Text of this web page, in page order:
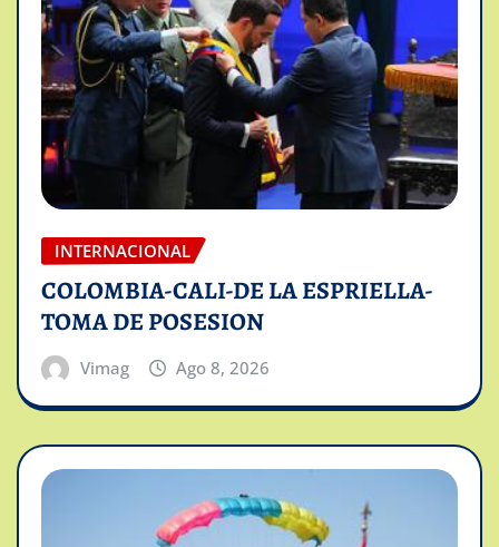
INTERNACIONAL
COLOMBIA-CALI-DE LA ESPRIELLA-
TOMA DE POSESION
Vimag Ago 8, 2026